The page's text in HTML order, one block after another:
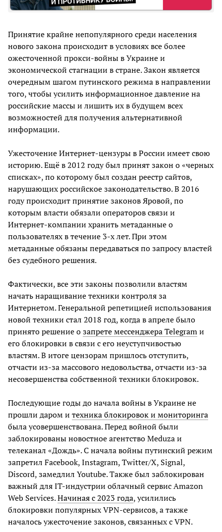
Принятие крайне непопулярного среди населения
нового закона происходит в условиях все более
ожесточенной прокси-войны в Украине и
экономической стагнации в стране. Закон является
очередным шагом путинского режима в направлении
того, чтобы усилить информационное давление на
российские массы и лишить их в будущем всех
возможностей для получения альтернативной
информации.
Ужесточение Интернет-цензуры в России имеет свою
историю. Ещё в 2012 году был принят закон о «черных
списках», по которому был создан реестр сайтов,
нарушающих российское законодательство. В 2016
году происходит принятие законов Яровой, по
которым власти обязали операторов связи и
Интернет-компании хранить метаданные о
пользователях в течение 3-х лет. При этом
метаданные обязаны передаваться по запросу властей
без судебного решения.
Фактически, все эти законы позволили властям
начать наращивание техники контроля за
Интернетом. Генеральной репетицией использования
новой техники стал 2018 год, когда в апреле было
принято решение озапрете мессенджера Telegramи
его блокировки в связи с его неуступчивостью
властям. В итоге цензорам пришлось отступить,
отчасти из-за массового недовольства, отчасти из-за
несовершенства собственной техники блокировок.
Последующие годы до начала войны в Украине не
прошли даром и техника блокировок и мониторинга
была усовершенствована. Перед войной были
заблокированы новостное агентство Meduza и
телеканал «Дождь». С начала войны путинский режим
запретил Facebook, Instagram, Twitter/X, Signal,
Discord, замедлил Youtube. Также был заблокирован
важный для IT-индустрии облачный сервис Amazon
Web Services.Начиная с 2023 года, усилились
блокировки популярных VPN-сервисов, а также
началось ужесточение законов, связанных с VPN.